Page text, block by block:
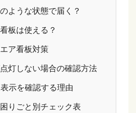
ような状態で届く？
板は使える？
ア看板対策
灯しない場合の確認方法
示を確認する理由
りごと別チェック表